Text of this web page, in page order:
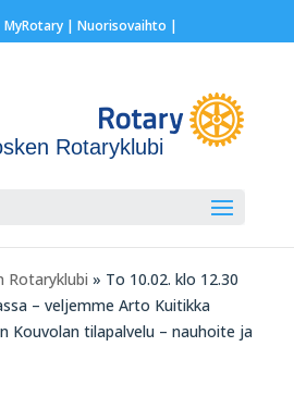
MyRotary | Nuorisovaihto |
Rotaryklubi
Rotaryklubi » To 10.02. klo 12.30
– veljemme Arto Kuitikka
Kouvolan tilapalvelu – nauhoite ja